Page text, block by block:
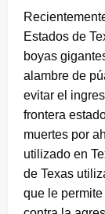
Estados de
boyas
alambre de
evitar el
frontera
muertes por
utilizado en
de Texas
que le